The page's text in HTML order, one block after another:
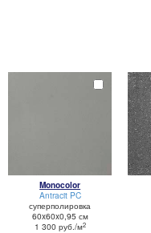
Monocolor
Antracit PC
суперполировка
60x60x0,95 см
1 300 руб./м2